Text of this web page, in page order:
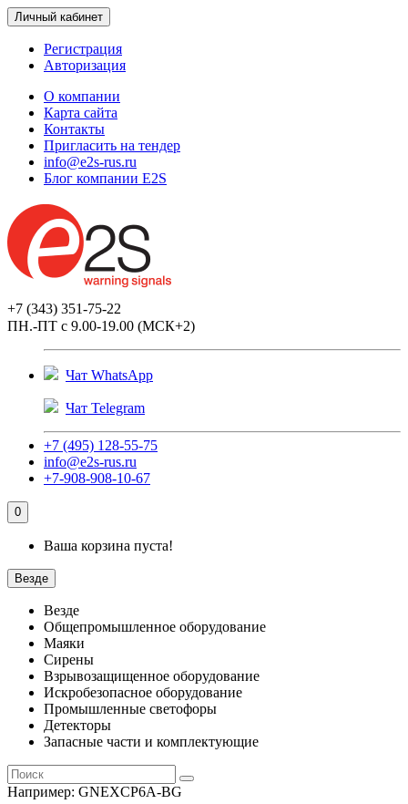
Личный кабинет
Регистрация
Авторизация
О компании
Карта сайта
Контакты
Пригласить на тендер
info@e2s-rus.ru
Блог компании E2S
+7 (343) 351-75-22
ПН.-ПТ с 9.00-19.00 (МСК+2)
Чат WhatsApp
Чат Telegram
+7 (495) 128-55-75
info@e2s-rus.ru
+7-908-908-10-67
0
Ваша корзина пуста!
Везде
Везде
Общепромышленное оборудование
Маяки
Сирены
Взрывозащищенное оборудование
Искробезопасное оборудование
Промышленные светофоры
Детекторы
Запасные части и комплектующие
Например: GNEXCP6A-BG